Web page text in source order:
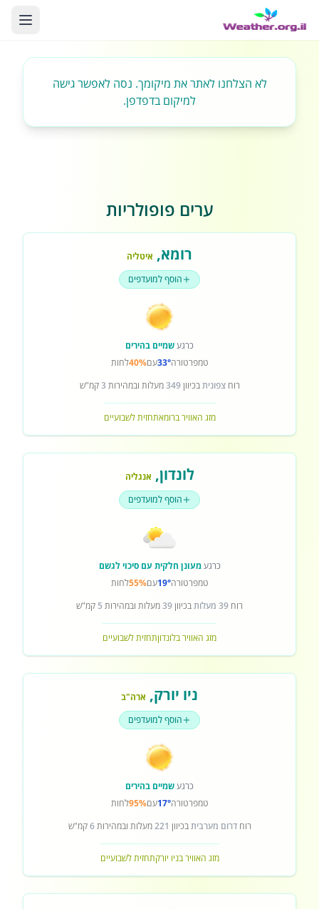
לא הצלחנו לאתר את מיקומך. נסה לאפשר גישה
למיקום בדפדפן.
ערים פופולריות
רומא, איטליה
הוסף למועדפים
כרגעשמיים בהירים
טמפרטורה33°עם40%לחות
רוחצפוניתבכיוון349מעלות ובמהירות 3קמ"ש
מזג האוויר ברומאתחזית לשבועיים
לונדון, אנגליה
הוסף למועדפים
כרגעמעונן חלקית עם סיכוי לגשם
טמפרטורה19°עם55%לחות
רוח 39 מעלות בכיוון39מעלות ובמהירות 5 קמ"ש
מזג האוויר בלונדוןתחזית לשבועיים
ניו יורק, ארה"ב
הוסף למועדפים
כרגעשמיים בהירים
טמפרטורה17°עם95%לחות
רוחדרום מערביתבכיוון 221מעלות ובמהירות6קמ"ש
מזג האוויר בניו יורקתחזית לשבועיים